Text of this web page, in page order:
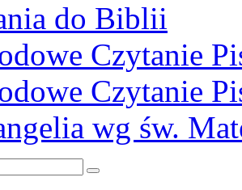
do Biblii
Czytanie
Czytanie
wg św.